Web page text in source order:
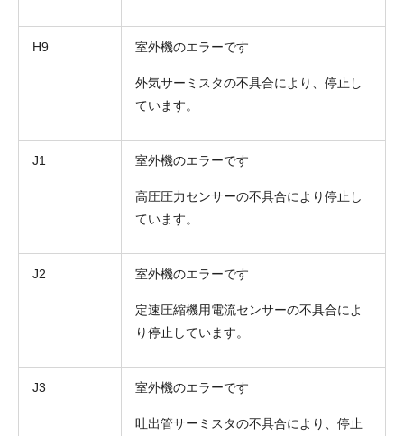
H9 室外機のエラーです
外気サーミスタの不具合により、停止し
ています。
J1 室外機のエラーです
高圧圧力センサーの不具合により停止し
ています。
J2 室外機のエラーです
定速圧縮機用電流センサーの不具合によ
り停止しています。
J3 室外機のエラーです
吐出管サーミスタの不具合により、停止